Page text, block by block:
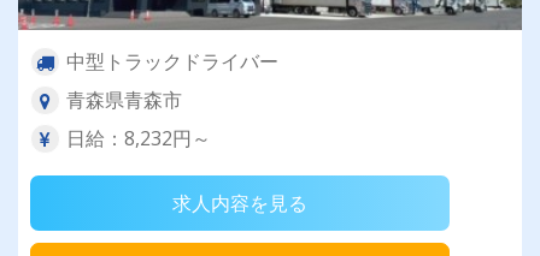
中型トラックドライバー
青森県青森市
日給：8,232円～
求人内容を見る